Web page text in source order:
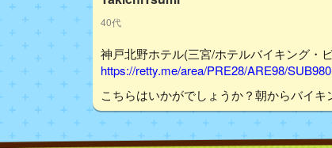
40代
神戸北野ホテル(三宮/ホテルバイキング・
https://retty.me/area/PRE28/ARE98/
こちらはいかがでしょうか？朝からバイキ